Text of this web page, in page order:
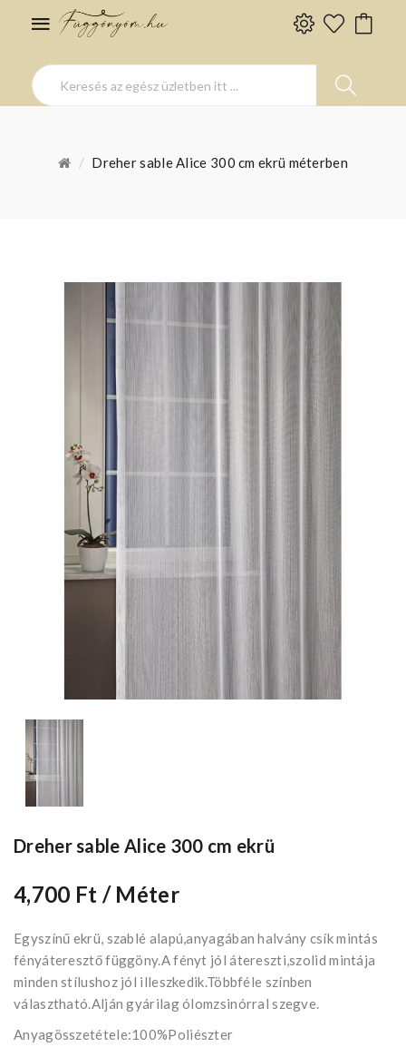
Dreher sable Alice 300 cm ekrü méterben
Dreher sable Alice 300 cm ekrü
4,700 Ft / Méter
Egyszínű ekrü, szablé alapú,anyagában halvány csík mintás
fényáteresztő függöny.A fényt jól átereszti,szolid mintája
minden stílushoz jól illeszkedik.Többféle színben
választható.Alján gyárilag ólomzsinórral szegve.
Anyagösszetétele:100%Poliészter